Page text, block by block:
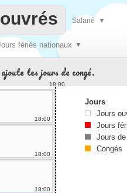
fériés nationaux ▼
Salarié ▼
tes jours de congé.
18:00
18:00
18:00
18:00
Jours
Jours
Jours
Jours
Congés